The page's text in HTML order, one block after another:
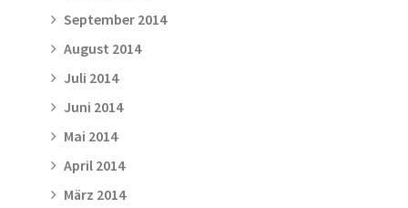
September 2014
August 2014
Juli 2014
Juni 2014
Mai 2014
April 2014
März 2014